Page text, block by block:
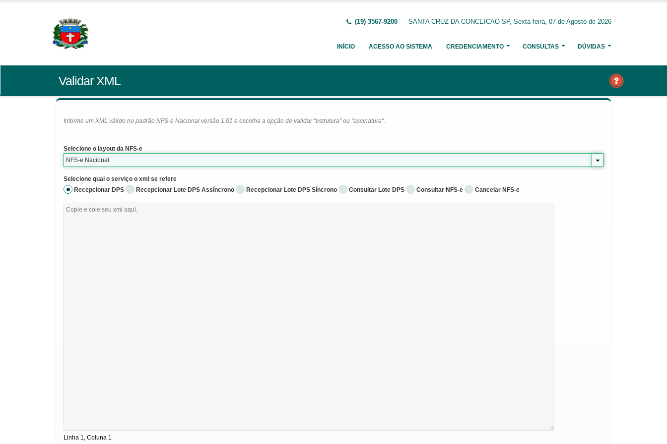
(19) 3567-9200 SANTA CRUZ DA CONCEICAO-SP, Sexta-feira, 07 de Agosto de 2026
INÍCIO ACESSO AO SISTEMA CREDENCIAMENTO CONSULTAS DÚVIDAS
Validar XML
Informe um XML válido no padrão NFS-e Nacional versão 1.01 e escolha a opção de validar "estrutura" ou "assinatura".
Selecione o layout da NFS-e
NFS-e Nacional
Selecione qual o serviço o xml se refere
Recepcionar DPS
Recepcionar Lote DPS Assíncrono Recepcionar Lote DPS Síncrono Consultar Lote DPS Consultar NFS-e Cancelar NFS-e
Linha 1, Coluna 1